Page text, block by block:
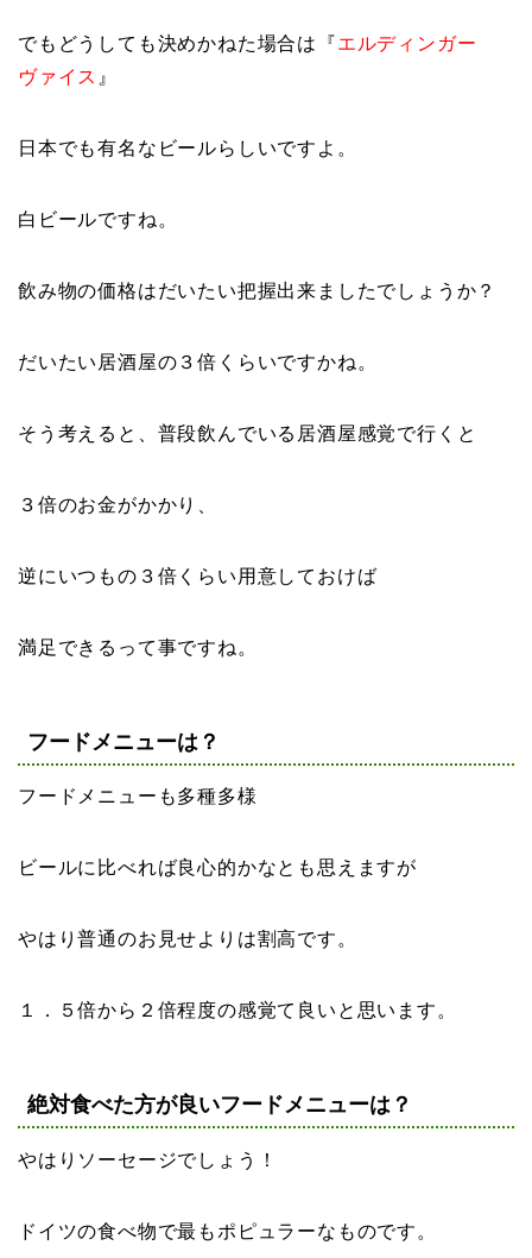
でもどうしても決めかねた場合は『エルディンガー
ヴァイス 』
日本でも有名なビールらしいですよ。
白ビールですね。
飲み物の価格はだいたい把握出来ましたでしょうか？
だいたい居酒屋の３倍くらいですかね。
そう考えると、普段飲んでいる居酒屋感覚で行くと
３倍のお金がかかり、
逆にいつもの３倍くらい用意しておけば
満足できるって事ですね。
フードメニューは？
フードメニューも多種多様
ビールに比べれば良心的かなとも思えますが
やはり普通のお見せよりは割高です。
１．５倍から２倍程度の感覚て良いと思います。
絶対食べた方が良いフードメニューは？
やはりソーセージでしょう！
ドイツの食べ物で最もポピュラーなものです。